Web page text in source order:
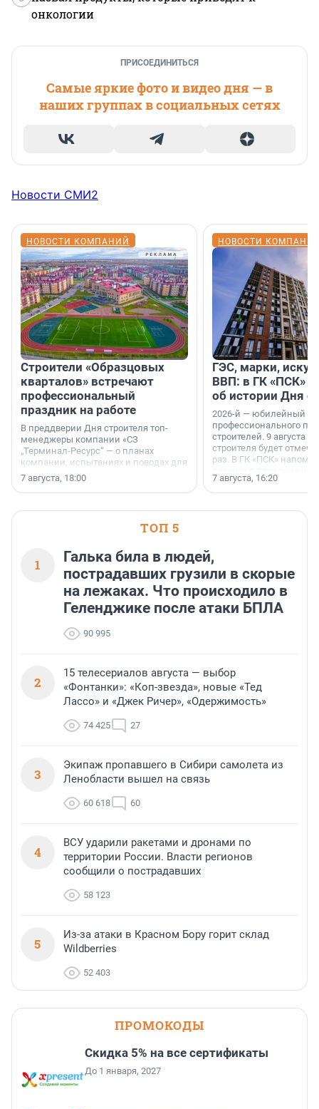
онкологии
ПРИСОЕДИНИТЬСЯ
Самые яркие фото и видео дня — в
наших группах в социальных сетях
Новости СМИ2
НОВОСТИ КОМПАНИЙ
Строители «Образцовых
кварталов» встречают
профессиональный
праздник на работе
В преддверии Дня строителя топ-
менеджеры компании «СЗ
„Терминал-Ресурс“ — о планах
компании, испытаниях и поводах для
осторожного оптимизма.
7 августа, 18:00
НОВОСТИ
ГЭС, марки,
ВВП: в ГК «ПСК»
об истории Дня
2026-й — юбилейный
профессионального
строителей. 9 августа
строителя будет
раз. В ГК «ПСК»
поменялась роль
7 августа, 16:20
ТОП 5
1
Галька била в людей,
пострадавших грузили в скорые
на лежаках. Что происходило в
Геленджике после атаки БПЛА
90 995
2
15 телесериалов августа — выбор
«Фонтанки»: «Коп-звезда», новые «Тед
Лассо» и «Джек Ричер», «Одержимость»
74 425 27
3
Экипаж пропавшего в Сибири самолета из
Ленобласти вышел на связь
60 618 60
4
ВСУ ударили ракетами и дронами по
территории России. Власти регионов
сообщили о пострадавших
58 123
5
Из-за атаки в Красном Бору горит склад
Wildberries
52 403
ПРОМОКОДЫ
Скидка 5% на все сертификаты
До 1 января, 2027